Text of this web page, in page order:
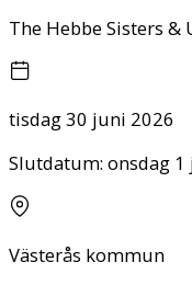
The Hebbe Sisters &
tisdag 30 juni 2026
Slutdatum: onsdag
Västerås kommun